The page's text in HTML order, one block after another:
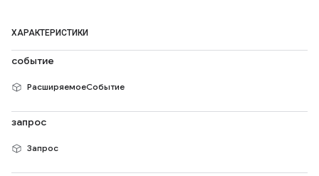
ХАРАКТЕРИСТИКИ
событие
РасширяемоеСобытие
запрос
Запрос